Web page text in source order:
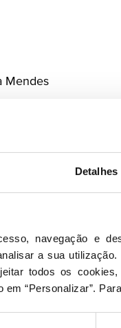
Detalhes
navegação e
a sua
todos os
“Personalizar”.
Mendes
Nacional